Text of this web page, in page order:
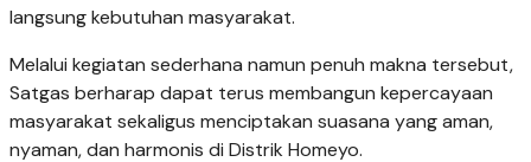
langsung kebutuhan masyarakat.
Melalui kegiatan sederhana namun penuh makna tersebut,
Satgas berharap dapat terus membangun kepercayaan
masyarakat sekaligus menciptakan suasana yang aman,
nyaman, dan harmonis di Distrik Homeyo.